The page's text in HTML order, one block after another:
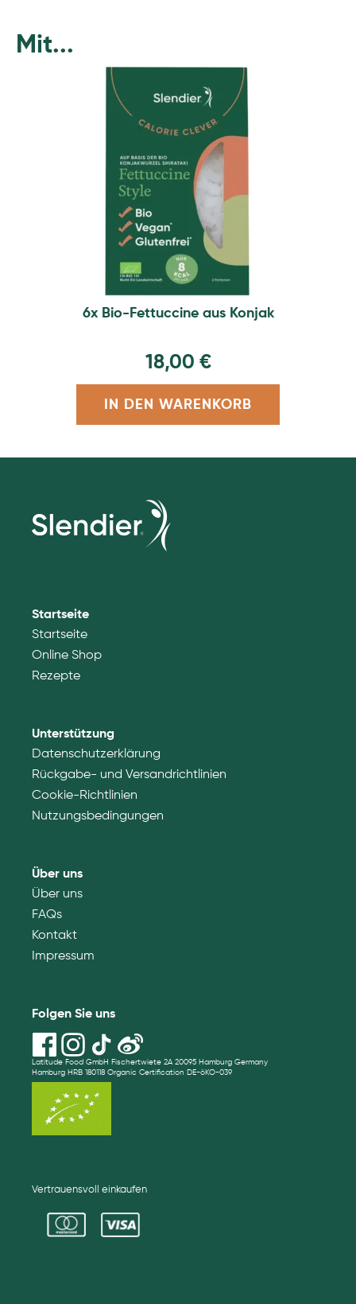
Mit...
6x Bio-Fettuccine aus Konjak
18,00 €
IN DEN WARENKORB
Startseite
Startseite
Online Shop
Rezepte
Unterstützung
Datenschutzerklärung
Rückgabe- und Versandrichtlinien
Cookie-Richtlinien
Nutzungsbedingungen
Über uns
Über uns
FAQs
Kontakt
Impressum
Folgen Sie uns
Latitude Food GmbH Fischertwiete 2A 20095 Hamburg Germany
Hamburg HRB 180118 Organic Certification DE-öKO-039
Vertrauensvoll einkaufen